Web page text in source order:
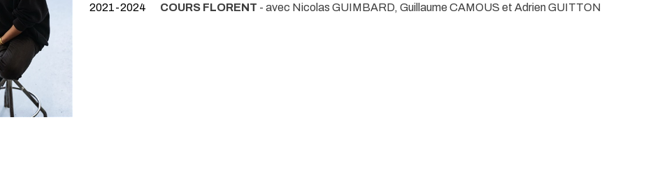
2021-2024 COURS FLORENT - avec Nicolas GUIMBARD, Guillaume CAMOUS et Adrien GUITTON